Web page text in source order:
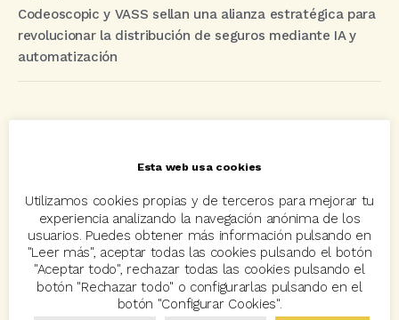
Codeoscopic y VASS sellan una alianza estratégica para
revolucionar la distribución de seguros mediante IA y
automatización
Etiquetas
Avant2 Avant2 Sales Manager ayudas Bcover
Carlos Rovira Codeoscopic Codeoscopic Academy
Codeoscopic Workspace Coverize Decesos
Eventos formación
Esta web usa cookies
Utilizamos cookies propias y de terceros para mejorar tu
experiencia analizando la navegación anónima de los
usuarios. Puedes obtener más información pulsando en
"Leer más", aceptar todas las cookies pulsando el botón
"Aceptar todo", rechazar todas las cookies pulsando el
botón "Rechazar todo" o configurarlas pulsando en el
botón "Configurar Cookies".